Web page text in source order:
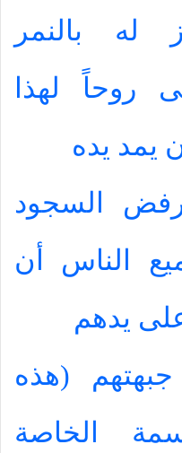
له بالنمر
روحاً لهذا
يمد يده
السجود
الناس أن
يدهم
(هذه
الخاصة